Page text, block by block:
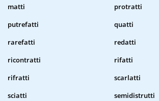
matti
protratti
putrefatti
quatti
rarefatti
redatti
ricontratti
rifatti
rifratti
scarlatti
sciatti
semidistrutti